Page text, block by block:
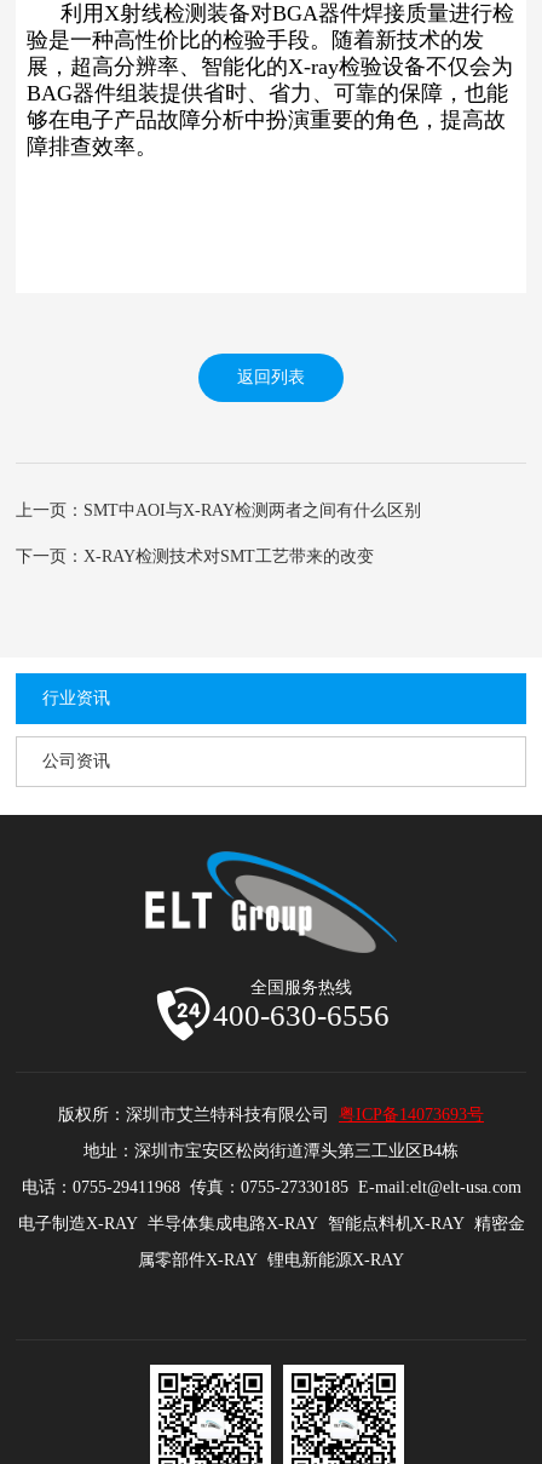
利用X射线检测装备对BGA器件焊接质量进行检
验是一种高性价比的检验手段。随着新技术的发
展，超高分辨率、智能化的X-ray检验设备不仅会为
BAG器件组装提供省时、省力、可靠的保障，也能
够在电子产品故障分析中扮演重要的角色，提高故
障排查效率。
返回列表
上一页：SMT中AOI与X-RAY检测两者之间有什么区别
下一页：X-RAY检测技术对SMT工艺带来的改变
行业资讯
公司资讯
全国服务热线
400-630-6556
版权所：深圳市艾兰特科技有限公司 粤ICP备14073693号
地址：深圳市宝安区松岗街道潭头第三工业区B4栋
电话：0755-29411968 传真：0755-27330185 E-mail:elt@elt-usa.com
电子制造X-RAY 半导体集成电路X-RAY 智能点料机X-RAY 精密金
属零部件X-RAY 锂电新能源X-RAY